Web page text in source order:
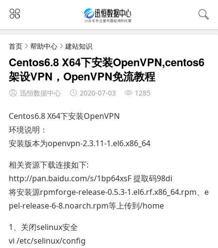
首页 帮助中心 建站知识
Centos6.8 X64下安装OpenVPN,centos6
架设VPN，OpenVPN免流教程
迅恒数据中心 2020-07-03 1285
Centos6.8 X64下安装OpenVPN
环境说明：
安装版本为openvpn-2.3.11-1.el6.x86_64
相关资源下载连接如下:
http://pan.baidu.com/s/1bp64xsF 提取码98di
将安装源rpmforge-release-0.5.3-1.el6.rf.x86_64.rpm、e
pel-release-6-8.noarch.rpm等上传到/home
1、关闭selinux安全
vi /etc/selinux/config